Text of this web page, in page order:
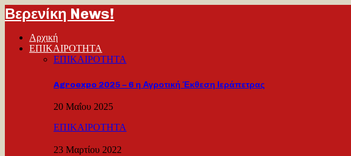
Βερενίκη News!
Αρχική
ΕΠΙΚΑΙΡΟΤΗΤΑ
ΕΠΙΚΑΙΡΟΤΗΤΑ
Agroexpo 2025 – 6 η Αγροτική Έκθεση Ιεράπετρας
20 Μαΐου 2025
ΕΠΙΚΑΙΡΟΤΗΤΑ
23 Μαρτίου 2022